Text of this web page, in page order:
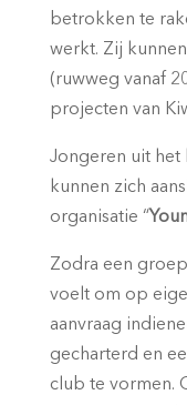
betrokken te
werkt. Zij
(ruwweg vanaf
projecten van
Jongeren uit het
kunnen zich
organisatie “
Zodra een
voelt om op
aanvraag
gecharterd en
club te vormen.